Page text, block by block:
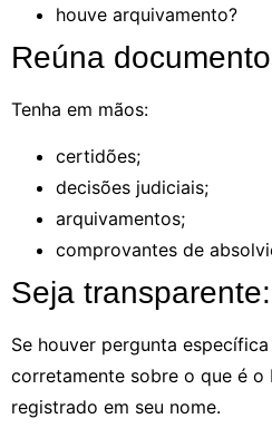
houve arquivamento?
Reúna
Tenha em mãos:
certidões;
decisões judiciais;
arquivamentos;
comprovantes de
Seja transparente:
Se houver pergunta
corretamente sobre o que é
registrado em seu nome.